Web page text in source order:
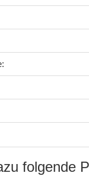
folgende